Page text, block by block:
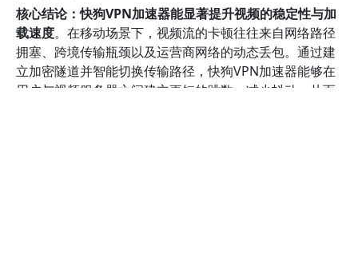
核心结论：快狗VPN加速器能显著提升视频的稳定性与加
载速度。在移动场景下，视频流的卡顿往往来自网络路径
拥塞、跨境传输瓶颈以及运营商网络的动态丢包。通过建
立加密隧道并智能切换传输路径，快狗VPN加速器能够在
用户与视频服务器之间建立更短的跳数、减少抖动，从而